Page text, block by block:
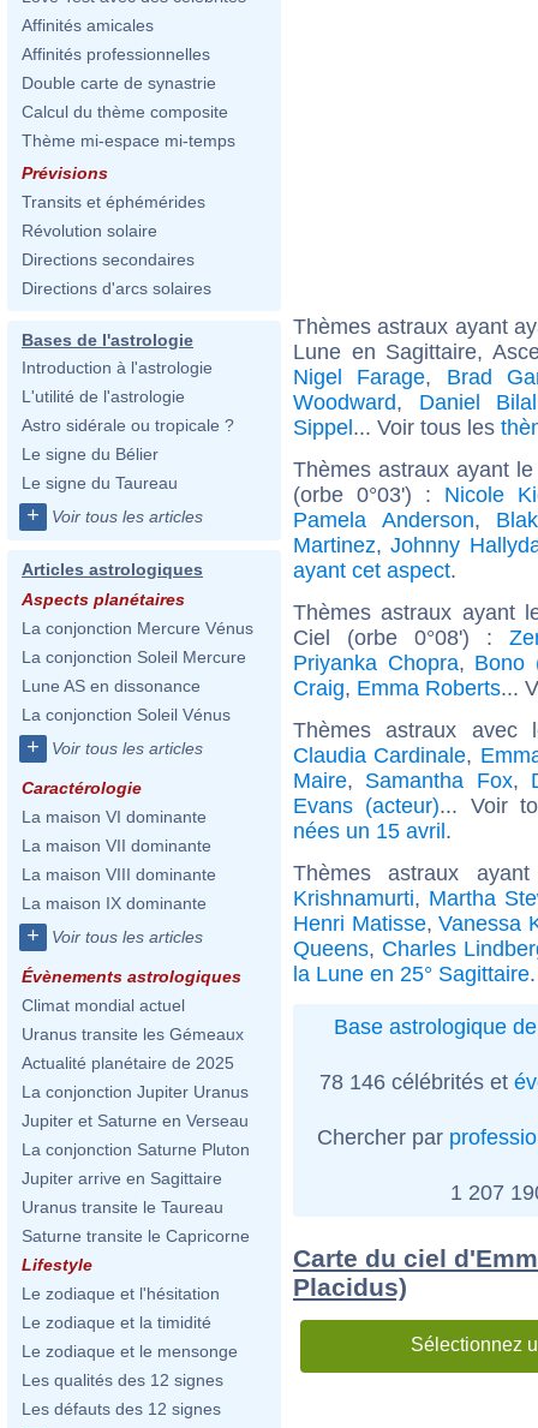
Affinités amicales
Affinités professionnelles
Double carte de synastrie
Calcul du thème composite
Thème mi-espace mi-temps
Prévisions
Transits et éphémérides
Révolution solaire
Directions secondaires
Directions d'arcs solaires
Bases de l'astrologie
Introduction à l'astrologie
L'utilité de l'astrologie
Astro sidérale ou tropicale ?
Le signe du Bélier
Le signe du Taureau
+ Voir tous les articles
Articles astrologiques
Aspects planétaires
La conjonction Mercure Vénus
La conjonction Soleil Mercure
Lune AS en dissonance
La conjonction Soleil Vénus
+ Voir tous les articles
Caractérologie
La maison VI dominante
La maison VII dominante
La maison VIII dominante
La maison IX dominante
+ Voir tous les articles
Évènements astrologiques
Climat mondial actuel
Uranus transite les Gémeaux
Actualité planétaire de 2025
La conjonction Jupiter Uranus
Jupiter et Saturne en Verseau
La conjonction Saturne Pluton
Jupiter arrive en Sagittaire
Uranus transite le Taureau
Saturne transite le Capricorne
Lifestyle
Le zodiaque et l'hésitation
Le zodiaque et la timidité
Le zodiaque et le mensonge
Les qualités des 12 signes
Les défauts des 12 signes
Thèmes astraux ayant
Lune en Sagittaire,
Nigel Farage, Brad
Woodward, Daniel
Sippel... Voir tous les
Thèmes astraux ayant
(orbe 0°03') : Nicole
Pamela Anderson,
Martinez,Johnny
ayant cet aspect.
Thèmes astraux ayant
Ciel (orbe 0°08') :
Priyanka Chopra, Bono
Craig, Emma Roberts...
Thèmes astraux
Claudia Cardinale,
Maire, Samantha Fox,
Evans (acteur)... Voir
nées un 15 avril.
Thèmes astraux
Krishnamurti, Martha
Henri Matisse,Vanessa
Queens, Charles
la Lune en 25° Sagittaire.
Base astrologique
78 146 célébrités et
Chercher par
1 207
Carte du ciel
Placidus)
Sélectionnez